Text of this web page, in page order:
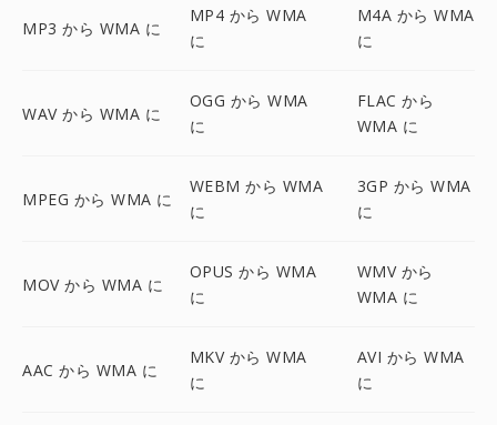
MP3 から WMA に
MP4 から WMA
に
M4A から WMA
に
WAV から WMA に
OGG から WMA
に
FLAC から
WMA に
MPEG から WMA に
WEBM から WMA
に
3GP から WMA
に
MOV から WMA に
OPUS から WMA
に
WMV から
WMA に
AAC から WMA に
MKV から WMA
に
AVI から WMA
に